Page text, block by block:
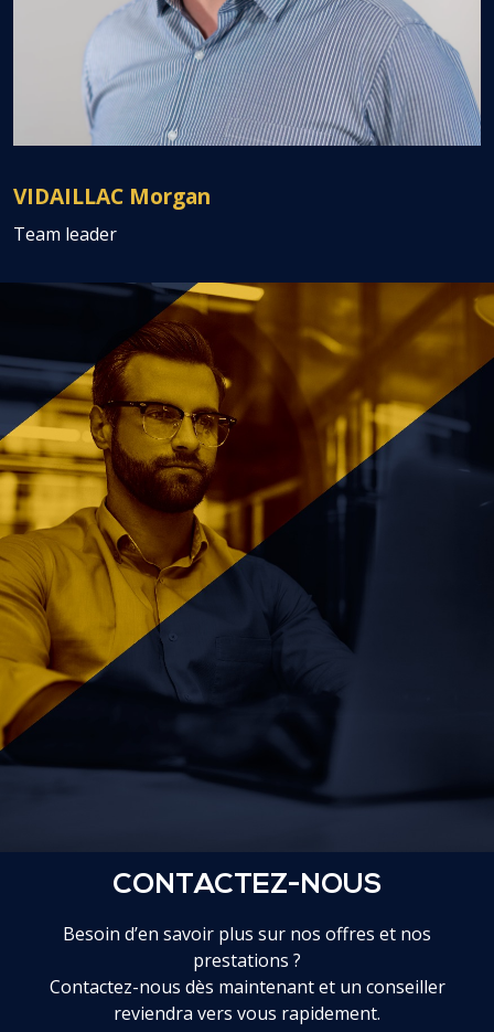
VIDAILLAC Morgan
Team leader
CONTACTEZ-NOUS
Besoin d’en savoir plus sur nos offres et nos
prestations ?
Contactez-nous dès maintenant et un conseiller
reviendra vers vous rapidement.